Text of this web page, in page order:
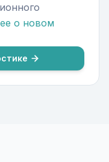
о новом